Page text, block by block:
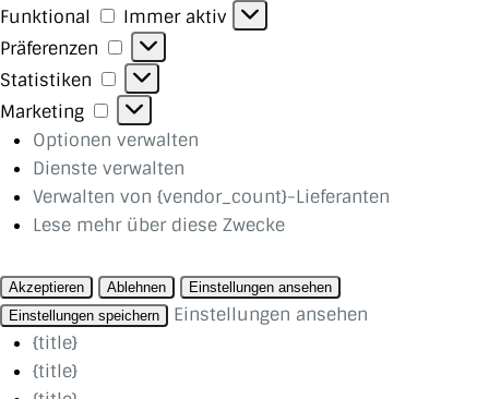
Funktional
Funktional
Immer aktiv
Präferenzen
Präferenzen
Statistiken
Statistiken
Marketing
Marketing
Optionen verwalten
Dienste verwalten
Verwalten von {vendor_count}-Lieferanten
Lese mehr über diese Zwecke
Akzeptieren Ablehnen
Einstellungen ansehen
Einstellungen speichern
Einstellungen ansehen
{title}
{title}